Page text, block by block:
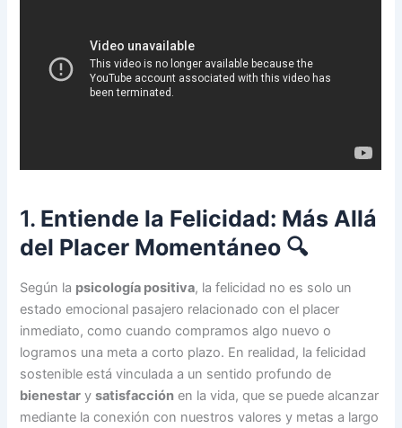
1. Entiende la Felicidad: Más Allá
del Placer Momentáneo 🔍
Según la psicología positiva, la felicidad no es solo un
estado emocional pasajero relacionado con el placer
inmediato, como cuando compramos algo nuevo o
logramos una meta a corto plazo. En realidad, la felicidad
sostenible está vinculada a un sentido profundo de
bienestar ysatisfacción en la vida, que se puede alcanzar
mediante la conexión con nuestros valores y metas a largo